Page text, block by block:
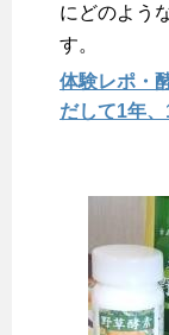
にどのよう
す。
体験レポ・
だして1年